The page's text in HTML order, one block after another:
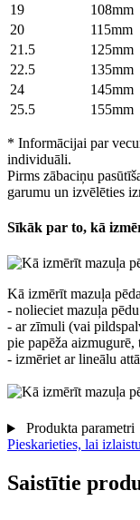
19 108mm
20
115mm
21.5
125mm
22.5
135mm
24
145mm
25.5
155mm
* Informācijai par
individuāli.
Pirms zābaciņu
garumu un izvēlēties
Sīkāk par to, kā
Kā izmērīt mazuļa
- nolieciet mazuļa
- ar zīmuli (vai
pie papēža
- izmēriet ar lineālu
Produkta parametri
Pieskarieties, lai
Saistītie